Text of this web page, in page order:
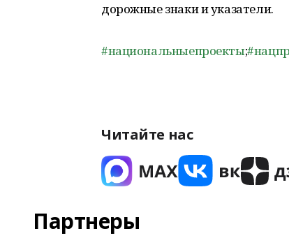
дорожные знаки и указатели.
#национальныепроекты;
Читайте нас
Партнеры